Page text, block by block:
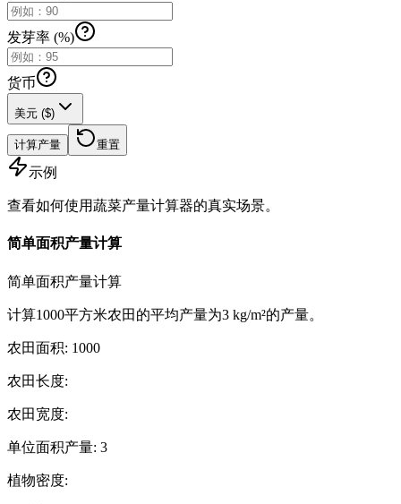
发芽率 (%)
货币
美元 ($)
计算产量 重置
示例
查看如何使用蔬菜产量计算器的真实场景。
简单面积产量计算
简单面积产量计算
计算1000平方米农田的平均产量为3 kg/m²的产量。
农田面积: 1000
农田长度:
农田宽度:
单位面积产量: 3
植物密度: